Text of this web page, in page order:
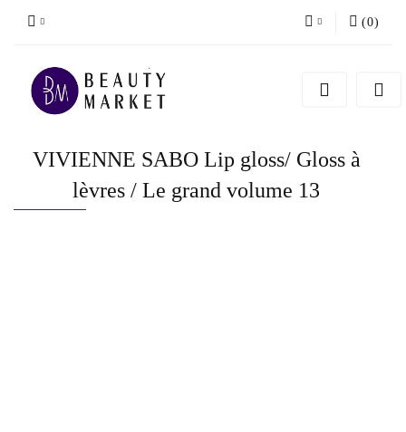
Zarejestruj się
(0)
VIVIENNE SABO Lip gloss/ Gloss à
lèvres / Le grand volume 13